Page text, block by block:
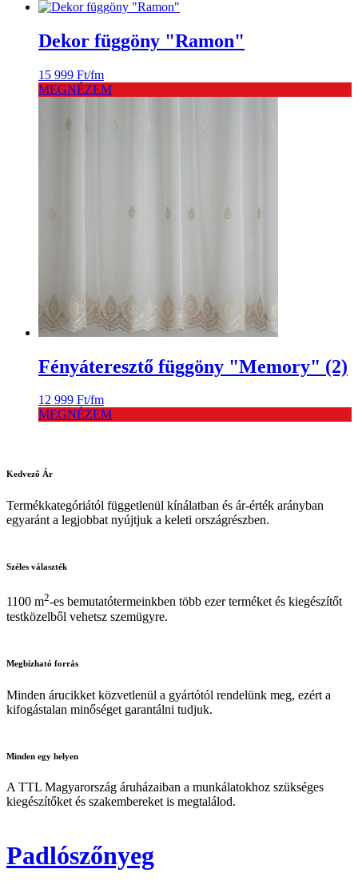
Dekor függöny "Ramon"
15 999 Ft/fm
MEGNÉZEM
Fényáteresztő függöny "Memory" (2)
12 999 Ft/fm
MEGNÉZEM
Kedvező Ár
Termékkategóriától függetlenül kínálatban és ár-érték arányban
egyaránt a legjobbat nyújtjuk a keleti országrészben.
Széles választék
1100 m2-es bemutatótermeinkben több ezer terméket és kiegészítőt
testközelből vehetsz szemügyre.
Megbízható forrás
Minden árucikket közvetlenül a gyártótól rendelünk meg, ezért a
kifogástalan minőséget garantálni tudjuk.
Minden egy helyen
A TTL Magyarország áruházaiban a munkálatokhoz szükséges
kiegészítőket és szakembereket is megtalálod.
Padlószőnyeg